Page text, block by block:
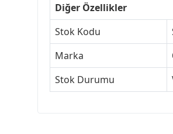
Diğer Özellikler
Stok Kodu
Marka
Stok Durumu